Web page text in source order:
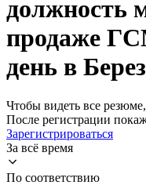
должность
продаже
день в
Чтобы видеть все
После регистрации
Зарегистрироваться
За всё время
По соответствию